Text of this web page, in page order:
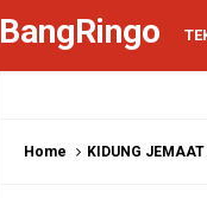
BangRingo
Home KIDUNG JEMAAT